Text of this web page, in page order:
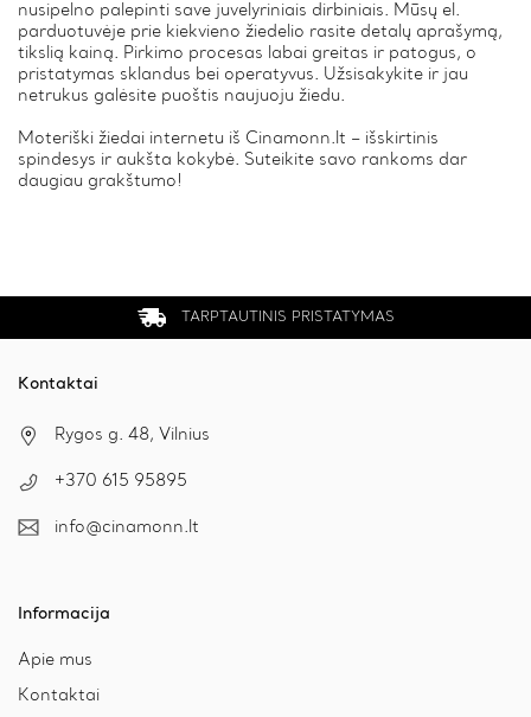
nusipelno palepinti save juvelyriniais dirbiniais. Mūsų el.
parduotuvėje prie kiekvieno žiedelio rasite detalų aprašymą,
tikslią kainą. Pirkimo procesas labai greitas ir patogus, o
pristatymas sklandus bei operatyvus. Užsisakykite ir jau
netrukus galėsite puoštis naujuoju žiedu.
Moteriški žiedai internetu iš Cinamonn.lt – išskirtinis
spindesys ir aukšta kokybė. Suteikite savo rankoms dar
daugiau grakštumo!
TARPTAUTINIS PRISTATYMAS
Kontaktai
Rygos g. 48, Vilnius
+370 615 95895
info@cinamonn.lt
Informacija
Apie mus
Kontaktai